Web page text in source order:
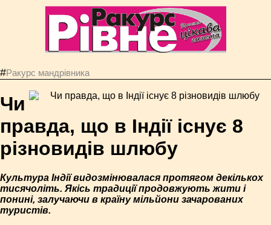
#Ракурс мандрівника
Чи
правда, що в Індії існує 8
різновидів шлюбу
Культура Індії видозмінювалася протягом декількох
тисячоліть. Якісь традиції продовжують жити і
понині, залучаючи в країну мільйони зачарованих
туристів.